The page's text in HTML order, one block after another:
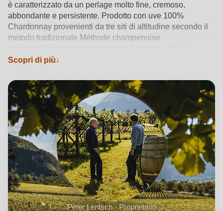
è caratterizzato da un perlage molto fine, cremoso,
abbondante e persistente. Prodotto con uve 100%
Chardonnay provenienti da tre siti di altitudine secondo il
metodo tradizionale Méthode champenoise
varietà di aromi (mela, mela cotogna, fiori di sambuco e
biscotto). Una freschezza tesa, un finale molto lungo e una
beva estremamente piacevole e molto precisa,
caratterizzata da aromi di nocciola, conferiscono a questo
prodotto un'ottima qualità.Vedi dettagli del prodotto →
Scopri di più
Peter Lentsch · Proprietario